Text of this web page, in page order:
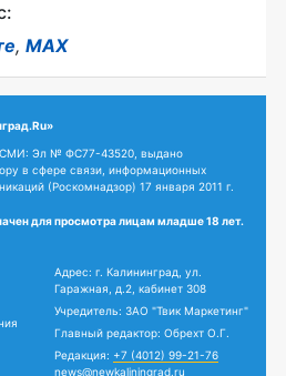
, MAX
СМИ: Эл № ФС77-43520, выдано
в сфере связи, информационных
(Роскомнадзор) 17 января 2011 г.
для просмотра лицам младше 18 лет.
Адрес: г. Калининград, ул.
Гаражная, д.2, кабинет 308
Учредитель: ЗАО "Твик Маркетинг"
Главный редактор: Обрехт О.Г.
Редакция: +7 (4012) 99-21-76
news@newkaliningrad.ru